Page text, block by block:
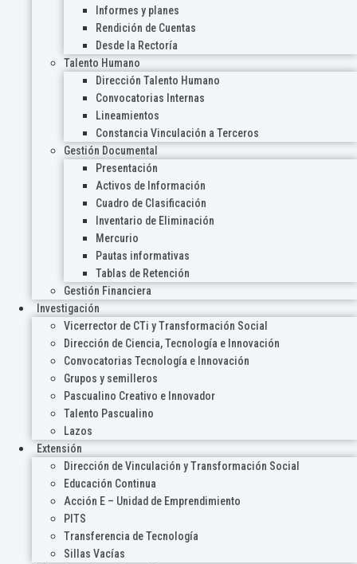
Informes y planes
Rendición de Cuentas
Desde la Rectoría
Talento Humano
Dirección Talento Humano
Convocatorias Internas
Lineamientos
Constancia Vinculación a Terceros
Gestión Documental
Presentación
Activos de Información
Cuadro de Clasificación
Inventario de Eliminación
Mercurio
Pautas informativas
Tablas de Retención
Gestión Financiera
Investigación
Vicerrector de CTi y Transformación Social
Dirección de Ciencia, Tecnología e Innovación
Convocatorias Tecnología e Innovación
Grupos y semilleros
Pascualino Creativo e Innovador
Talento Pascualino
Lazos
Extensión
Dirección de Vinculación y Transformación Social
Educación Continua
Acción E – Unidad de Emprendimiento
PITS
Transferencia de Tecnología
Sillas Vacías